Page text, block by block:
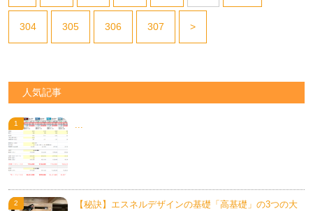
304 305 306 307 >
人気記事
...
【秘訣】エスネルデザインの基礎「高基礎」の3つの大